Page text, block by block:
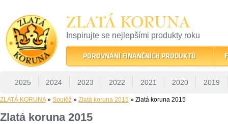
ZLATÁ KORUNA
Inspirujte se nejlepšími produkty roku
22 let tradice a kvality na finančním trhu
POROVNÁNÍ FINANČNÍCH PRODUKTŮ
2025 2024 2023 2022 2021 2020 2019
ZLATÁ KORUNA» Soutěž » Zlatá koruna 2015 » Zlatá koruna 2015
Zlatá koruna 2015